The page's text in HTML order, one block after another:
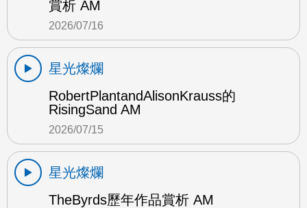
賞析 AM
2026/07/16
星光燦爛
RobertPlantandAlisonKrauss的
RisingSand AM
2026/07/15
星光燦爛
TheByrds歷年作品賞析 AM